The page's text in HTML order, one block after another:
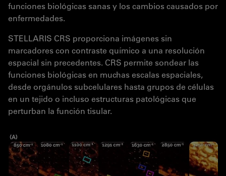
funciones biológicas sanas y los cambios causados por
enfermedades.
STELLARIS CRS proporciona imágenes sin
marcadores con contraste químico a una resolución
espacial sin precedentes. CRS permite sondear las
funciones biológicas en muchas escalas espaciales,
desde orgánulos subcelulares hasta grupos de células
en un tejido o incluso estructuras patológicas que
perturban la función tisular.